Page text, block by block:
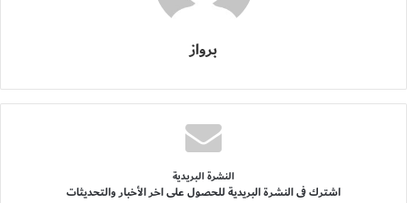
برواز
النشرة البريدية
اشترك فى النشرة البريدية للحصول على اخر الأخبار والتحديثات